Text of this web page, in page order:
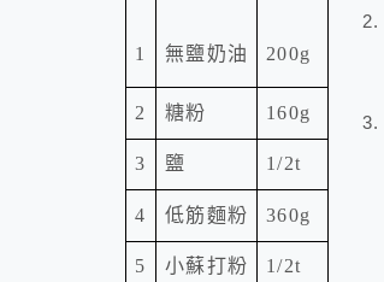
1 無鹽奶油 200g
2 糖粉 160g
3 鹽 1/2t
4 低筋麵粉 360g
5 小蘇打粉 1/2t